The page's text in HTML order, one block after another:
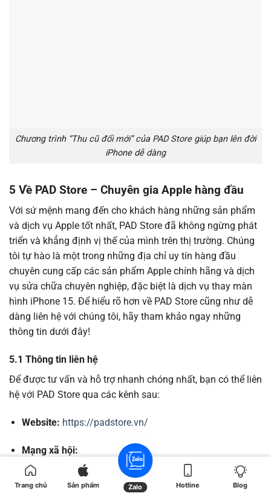
Chương trình “Thu cũ đổi mới” của PAD Store giúp bạn lên đời
iPhone dễ dàng
5 Về PAD Store – Chuyên gia Apple hàng đầu
Với sứ mệnh mang đến cho khách hàng những sản phẩm
và dịch vụ Apple tốt nhất, PAD Store đã không ngừng phát
triển và khẳng định vị thế của mình trên thị trường. Chúng
tôi tự hào là một trong những địa chỉ uy tín hàng đầu
chuyên cung cấp các sản phẩm Apple chính hãng và dịch
vụ sửa chữa chuyên nghiệp, đặc biệt là dịch vụ thay màn
hình iPhone 15. Để hiểu rõ hơn về PAD Store cũng như dễ
dàng liên hệ với chúng tôi, hãy tham khảo ngay những
thông tin dưới đây!
5.1 Thông tin liên hệ
Để được tư vấn và hỗ trợ nhanh chóng nhất, bạn có thể liên
hệ với PAD Store qua các kênh sau:
Website: https://padstore.vn/
Mạng xã hội:
Facebook:
Trang chủ Sản phẩm Zalo Hotline Blog